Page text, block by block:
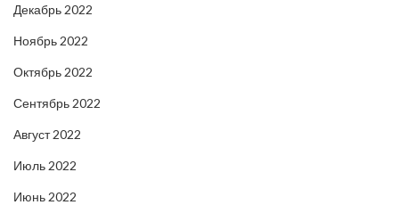
Декабрь 2022
Ноябрь 2022
Октябрь 2022
Сентябрь 2022
Август 2022
Июль 2022
Июнь 2022